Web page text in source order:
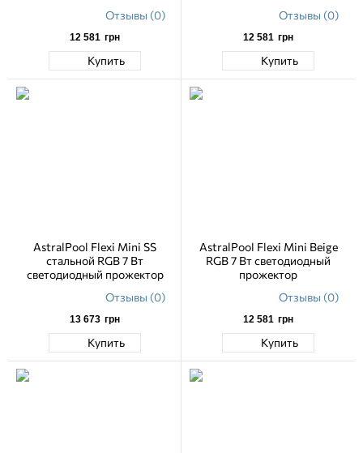
Отзывы (0)
12 581 грн
Купить
Отзывы (0)
12 581 грн
Купить
AstralPool Flexi Mini SS
стальной RGB 7 Вт
светодиодный прожектор
Отзывы (0)
13 673 грн
Купить
AstralPool Flexi Mini Beige
RGB 7 Вт светодиодный
прожектор
Отзывы (0)
12 581 грн
Купить